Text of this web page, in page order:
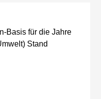
Basis für die Jahre
Stand